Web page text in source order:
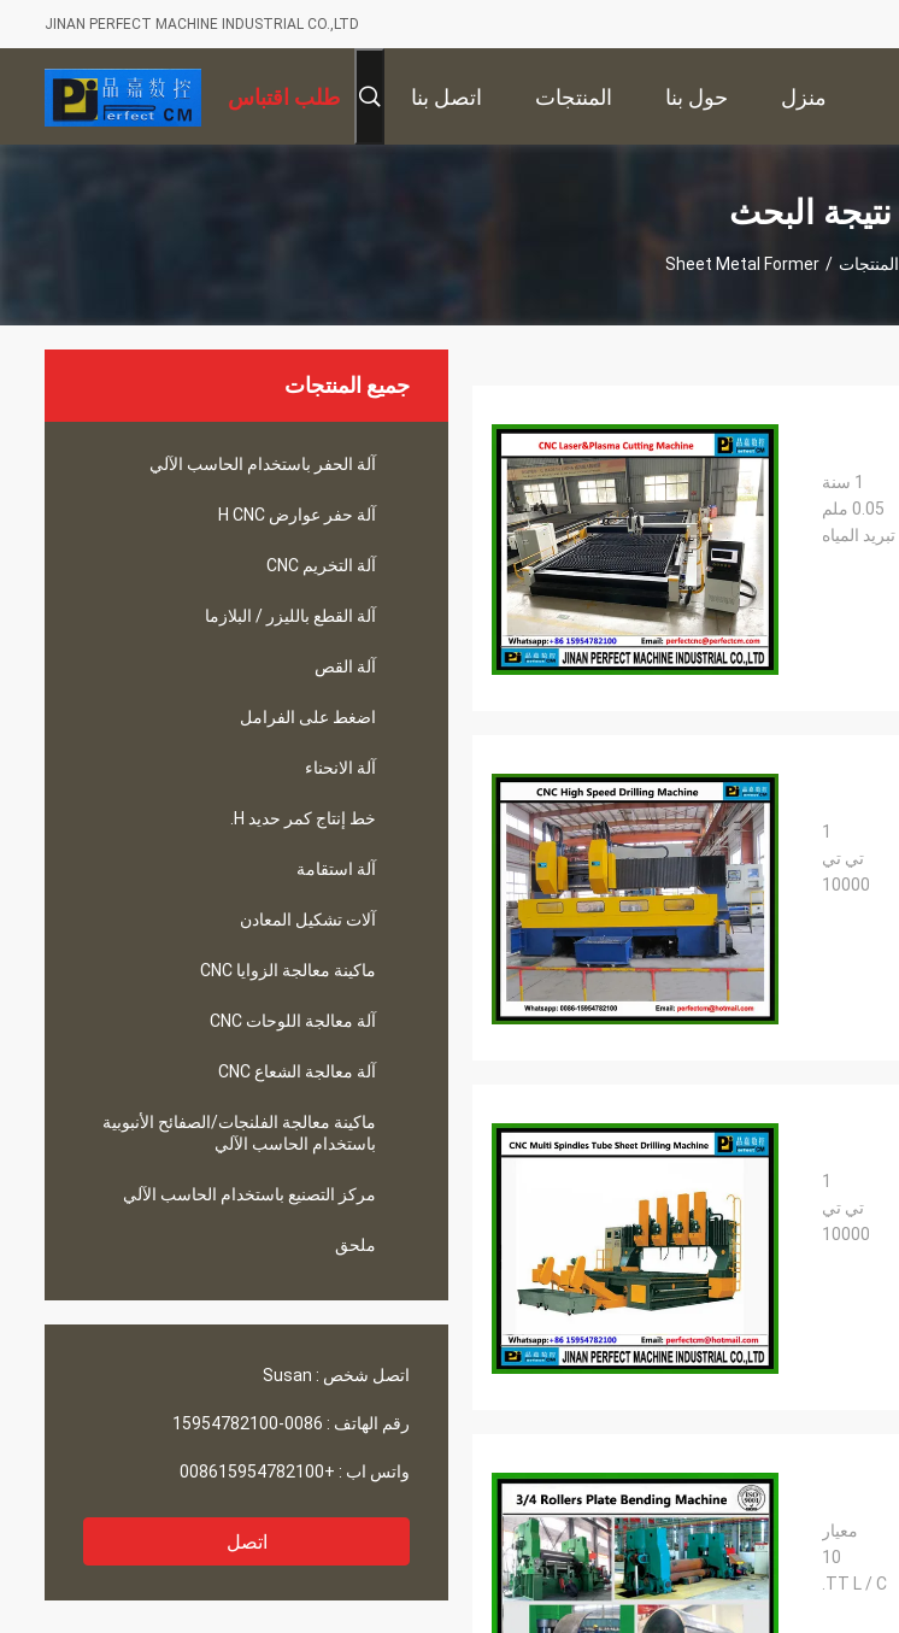
JINAN PERFECT MACHINE INDUSTRIAL CO.,LTD
منزل حول بنا المنتجات اتصل بنا طلب اقتباس
نتيجة البحث
المنتجات /
Sheet Metal Former
جميع المنتجات
آلة الحفر باستخدام الحاسب الآلي
آلة حفر عوارض H CNC
آلة التخريم CNC
آلة القطع بالليزر / البلازما
آلة القص
اضغط على الفرامل
آلة الانحناء
خط إنتاج كمر حديد H.
آلة استقامة
آلات تشكيل المعادن
ماكينة معالجة الزوايا CNC
آلة معالجة اللوحات CNC
آلة معالجة الشعاع CNC
ماكينة معالجة الفلنجات/الصفائح الأنبوبية
باستخدام الحاسب الآلي
مركز التصنيع باستخدام الحاسب الآلي
ملحق
اتصل شخص : Susan
رقم الهاتف : 0086-15954782100
واتس اب : +008615954782100
اتصل
1 سنة
0.05 ملم
تبريد المياه
1
تي تي
10000
1
تي تي
10000
معيار
10
TT L / C.